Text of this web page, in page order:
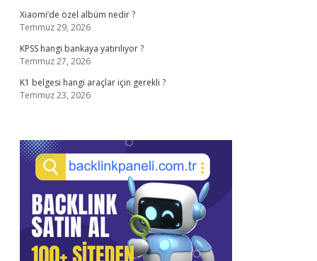
Xiaomi’de özel albüm nedir ?
Temmuz 29, 2026
KPSS hangi bankaya yatırılıyor ?
Temmuz 27, 2026
K1 belgesi hangi araçlar için gerekli ?
Temmuz 23, 2026